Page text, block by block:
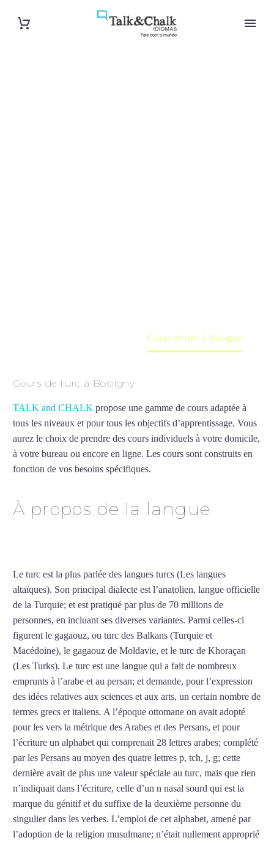
Cours de turc à Bobigny
Cours de turc à Bobigny
TALK and CHALK propose une gamme de cours adaptée à
tous les niveaux et pour tous les objectifs d’apprentissage. Vous
aurez le choix de prendre des cours individuels à votre domicile,
à votre bureau ou encore en ligne. Les cours sont construits en
fonction de vos besoins spécifiques.
À propos de la langue
Le turc est la plus parlée des langues turcs (Les langues
altaïques). Son principal dialecte est l’anatolien, langue officielle
de la Turquie; et est pratiqué par plus de 70 millions de
personnes, en incluant ses diverses variantes. Parmi celles-ci
figurent le gagaouz, ou turc des Balkans (Turquie et
Macédoine), le gagaouz de Moldavie, et le turc de Khoraçan
(Les Turks). Le turc est une langue qui a fait de nombreux
emprunts à l’arabe et au persan; et demande, pour l’expression
des idées relatives aux sciences et aux arts, un certain nombre de
termes grecs et italiens. A l’époque ottomane on avait adopté
pour les vers la métrique des Arabes et des Persans, et pour
l’écriture un alphabet qui comprenait 28 lettres arabes; complété
par les Persans au moyen des quatre lettres p, tch, j, g; cette
dernière avait de plus une valeur spéciale au turc, mais que rien
n’indiquait dans l’écriture, celle d’un n nasal sourd qui est la
marque du génitif et du suffixe de la deuxième personne du
singulier dans les verbes. L’emploi de cet alphabet, amené par
l’adoption de la religion musulmane; n’était nullement approprié